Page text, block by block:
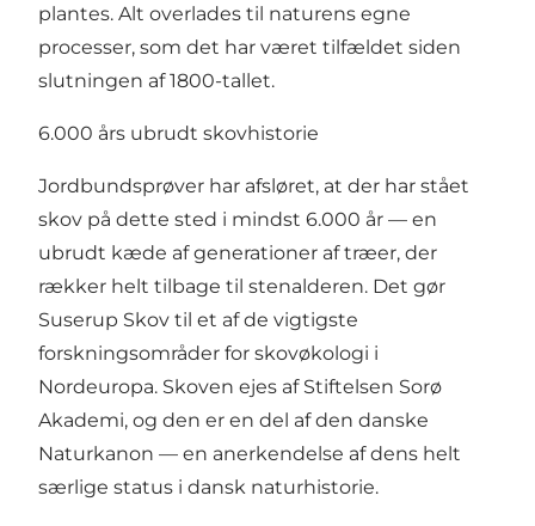
plantes. Alt overlades til naturens egne
processer, som det har været tilfældet siden
slutningen af 1800-tallet.
6.000 års ubrudt skovhistorie
Jordbundsprøver har afsløret, at der har stået
skov på dette sted i mindst 6.000 år — en
ubrudt kæde af generationer af træer, der
rækker helt tilbage til stenalderen. Det gør
Suserup Skov til et af de vigtigste
forskningsområder for skovøkologi i
Nordeuropa. Skoven ejes af Stiftelsen Sorø
Akademi, og den er en del af den danske
Naturkanon — en anerkendelse af dens helt
særlige status i dansk naturhistorie.